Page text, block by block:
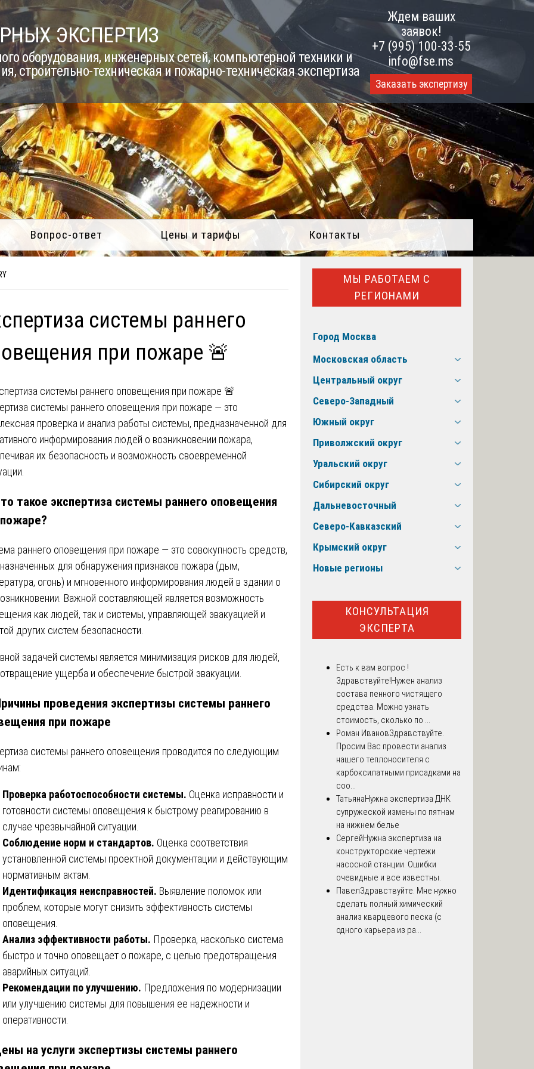
ЭКСПЕРТИЗ
оборудования, инженерных сетей, компьютерной техники и
строительно-техническая и пожарно-техническая экспертиза
Ждем ваших
заявок!
+7 (995) 100-33-55
info@fse.ms
Заказать экспертизу
Вопрос-ответ Цены и тарифы Контакты
системы раннего
при пожаре 🚨
системы раннего оповещения при пожаре — это
проверка и анализ работы системы, предназначенной для
информирования людей о возникновении пожара,
их безопасность и возможность своевременной
такое экспертиза системы раннего оповещения
раннего оповещения при пожаре — это совокупность средств,
для обнаружения признаков пожара (дым,
огонь) и мгновенного информирования людей в здании о
Важной составляющей является возможность
как людей, так и системы, управляющей эвакуацией и
других систем безопасности.
задачей системы является минимизация рисков для людей,
ущерба и обеспечение быстрой эвакуации.
проведения экспертизы системы раннего
при пожаре
системы раннего оповещения проводится по следующим
Проверка работоспособности системы. Оценка исправности и
готовности системы оповещения к быстрому реагированию в
случае чрезвычайной ситуации.
Соблюдение норм и стандартов. Оценка соответствия
установленной системы проектной документации и действующим
нормативным актам.
Идентификация неисправностей. Выявление поломок или
проблем, которые могут снизить эффективность системы
оповещения.
Анализ эффективности работы. Проверка, насколько система
быстро и точно оповещает о пожаре, с целью предотвращения
аварийных ситуаций.
Рекомендации по улучшению. Предложения по модернизации
или улучшению системы для повышения ее надежности и
оперативности.
на услуги экспертизы системы раннего
МЫ РАБОТАЕМ С
РЕГИОНАМИ
Город Москва
Московская область
Центральный округ
Северо-Западный
Южный округ
Приволжский округ
Уральский округ
Сибирский округ
Дальневосточный
Северо-Кавказский
Крымский округ
Новые регионы
КОНСУЛЬТАЦИЯ
ЭКСПЕРТА
Есть к вам вопрос !
Здравствуйте!Нужен анализ
состава пенного чистящего
средства. Можно узнать
стоимость, сколько по ...
Роман ИвановЗдравствуйте.
Просим Вас провести анализ
нашего теплоносителя с
карбоксилатными присадками на
соо...
ТатьянаНужна экспертиза ДНК
супружеской измены по пятнам
на нижнем белье
СергейНужна экспертиза на
конструкторские чертежи
насосной станции. Ошибки
очевидные и все известны.
ПавелЗдравствуйте. Мне нужно
сделать полный химический
анализ кварцевого песка (с
одного карьера из ра...